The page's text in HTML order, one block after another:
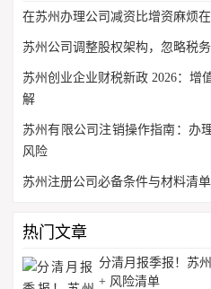
在苏州办理公司减资比增资麻烦
苏州公司调整股权架构，忽略税
苏州创业企业财税新政 2026：增
解
苏州有限公司注销操作指南：办
风险
苏州注册公司必备条件与材料清
热门文章
分清月报季报！苏
+ 风险清单